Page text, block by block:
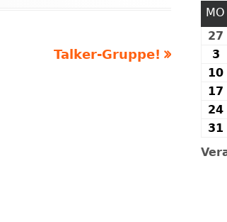
Nächster
Talker-Gruppe!
MO
27
3
10
17
24
31